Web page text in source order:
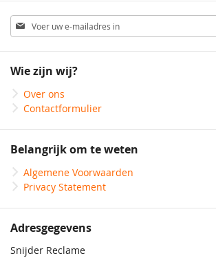
Abonneer
u
op
nieuwsbrief
Wie zijn wij?
Over ons
Contactformulier
Belangrijk om te weten
Algemene Voorwaarden
Privacy Statement
Adresgegevens
Snijder Reclame